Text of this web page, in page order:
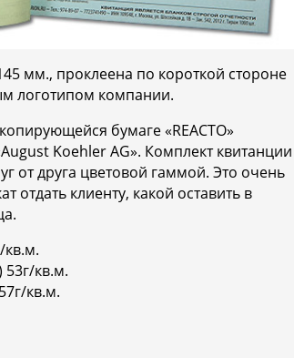
мм., проклеена по короткой стороне
логотипом компании.
бумаге «REACTO»
Koehler AG». Комплект квитанции
от друга цветовой гаммой. Это очень
отдать клиенту, какой оставить в
кв.м.
53г/кв.м.
кв.м.